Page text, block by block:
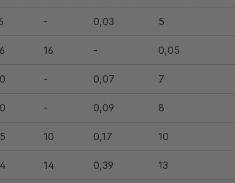
- 0,03 5
16 - 0,05
- 0,07 7
- 0,09 8
10 0,17 10
14 0,39 13